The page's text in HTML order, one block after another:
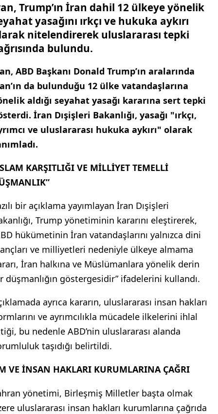
Trump’ın İran dahil 12 ülkeye yönelik
yasağını ırkçı ve hukuka aykırı
nitelendirerek uluslararası tepki
bulundu.
ABD Başkanı Donald Trump’ın aralarında
da bulunduğu 12 ülke vatandaşlarına
aldığı seyahat yasağı kararına sert tepki
İran Dışişleri Bakanlığı, yasağı "ırkçı,
ve uluslararası hukuka aykırı" olarak
KARŞITLIĞI VE MİLLİYET TEMELLİ
bir açıklama yayımlayan İran Dışişleri
Trump yönetiminin kararını eleştirerek,
hükümetinin İran vatandaşlarını yalnızca dini
ve milliyetleri nedeniyle ülkeye almama
İran halkına ve Müslümanlara yönelik derin
düşmanlığın göstergesidir” ifadelerini kullandı.
ayrıca kararın, uluslararası insan hakları
ve ayrımcılıkla mücadele ilkelerini ihlal
bu nedenle ABD’nin uluslararası alanda
taşıdığı belirtildi.
VE İNSAN HAKLARI KURUMLARINA ÇAĞRI
yönetimi, Birleşmiş Milletler başta olmak
uluslararası insan hakları kurumlarına çağrıda